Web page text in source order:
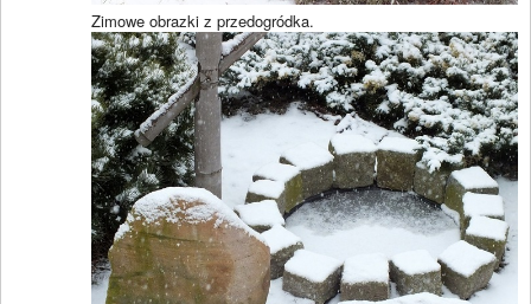
Zimowe obrazki z przedogródka.